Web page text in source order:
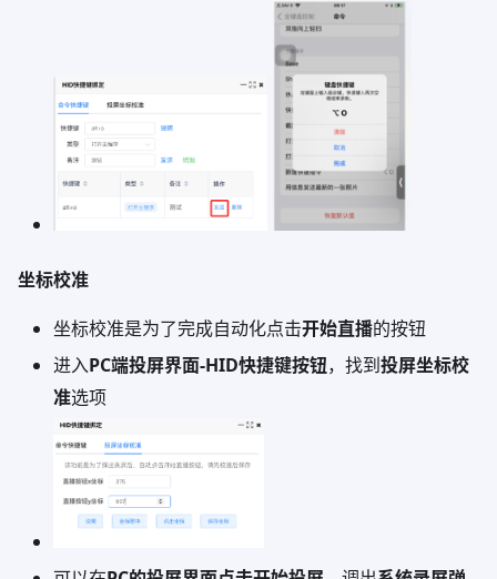
坐标校准
坐标校准是为了完成自动化点击开始直播的按钮
进入PC端投屏界面-HID快捷键按钮，找到投屏坐标校
准选项